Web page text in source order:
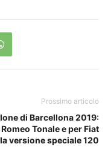
Prossimo articolo
di Barcellona 2019:
Tonale e per Fiat
la versione speciale 120